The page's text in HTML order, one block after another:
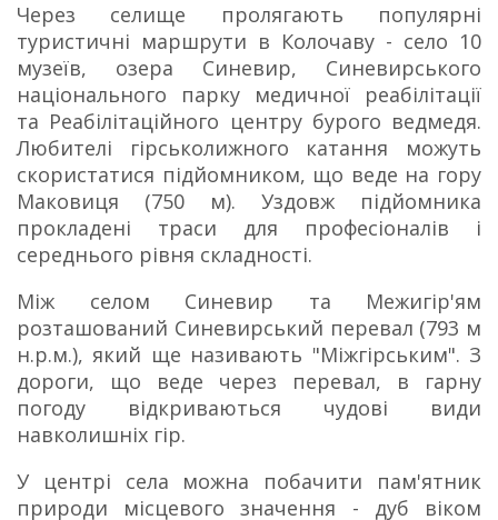
Через селище пролягають популярні
туристичні маршрути в Колочаву - село 10
музеїв, озера Синевир, Синевирського
національного парку медичної реабілітації
та Реабілітаційного центру бурого ведмедя.
Любителі гірськолижного катання можуть
скористатися підйомником, що веде на гору
Маковиця (750 м). Уздовж підйомника
прокладені траси для професіоналів і
середнього рівня складності.
Між селом Синевир та Межигір'ям
розташований Синевирський перевал (793 м
н.р.м.), який ще називають "Міжгірським". З
дороги, що веде через перевал, в гарну
погоду відкриваються чудові види
навколишніх гір.
У центрі села можна побачити пам'ятник
природи місцевого значення - дуб віком